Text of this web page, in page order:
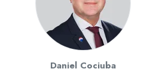
Daniel Cociuba